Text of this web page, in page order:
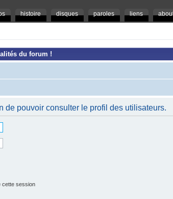
histoire disques paroles liens
du forum !
de pouvoir consulter le profil des utilisateurs.
cette session